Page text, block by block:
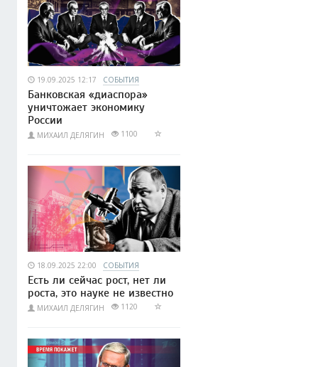
19.09.2025 12:17 СОБЫТИЯ
Банковская «диаспора»
уничтожает экономику
России
МИХАИЛ ДЕЛЯГИН 1100
18.09.2025 22:00 СОБЫТИЯ
Есть ли сейчас рост, нет ли
роста, это науке не известно
МИХАИЛ ДЕЛЯГИН 1120